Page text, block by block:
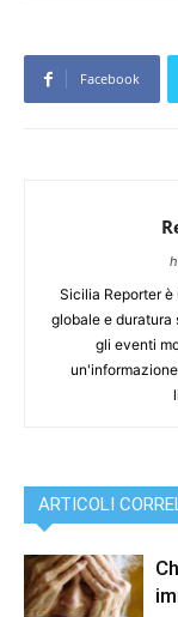
Facebook
Sicilia Reporter
globale e duratura
gli eventi
ARTICOLI